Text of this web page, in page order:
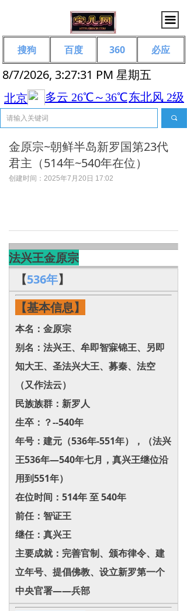
끀
8/7/2026, 3:27:31 PM 星期五
끠
搜狗 百度 360 必应
金原宗~朝鲜半岛新罗国第23代
君主（514年~540年在位）
创建时间： 2025年7月20日 17:02
法兴王金原宗
【536年】
【基本信息】
本名：金原宗
别名：法兴王、牟即智寐锦王、另即
知大王、圣法兴大王、募秦、法空
（又作法云）
民族族群：新罗人
生卒：？--540年
年号：建元（536年-551年），（法兴
王536年—540年七月，真兴王继位沿
用到551年）
在位时间：514年 至 540年
前任：智证王
继任：真兴王
主要成就：完善官制、颁布律令、建
立年号、提倡佛教、设立新罗第一个
中央官署——兵部